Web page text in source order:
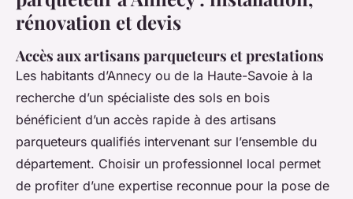
rénovation et devis
Accès aux artisans parqueteurs et prestations
Les habitants d’Annecy ou de la Haute-Savoie à la
recherche d’un spécialiste des sols en bois
bénéficient d’un accès rapide à des artisans
parqueteurs qualifiés intervenant sur l’ensemble du
département. Choisir un professionnel local permet
de profiter d’une expertise reconnue pour la pose de